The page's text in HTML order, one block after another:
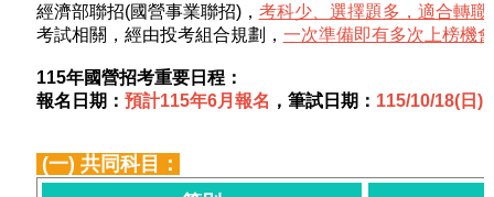
經濟部聯招(國營事業聯招)， 考科少、選擇題多，適合轉職
考試相關，經由投考組合規劃， 一次準備即有多次上榜機會
115年國營招考重要日程：
報名日期： 預計115年6月報名 ，筆試日期： 115/10/18(日)
(一) 共同科目：